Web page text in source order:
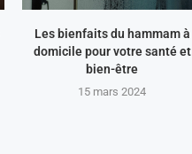
Les bienfaits du hammam à
domicile pour votre santé et
bien-être
15 mars 2024